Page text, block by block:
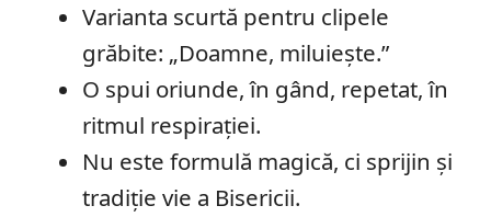
Varianta scurtă pentru clipele
grăbite: „Doamne, miluiește.”
O spui oriunde, în gând, repetat, în
ritmul respirației.
Nu este formulă magică, ci sprijin și
tradiție vie a Bisericii.